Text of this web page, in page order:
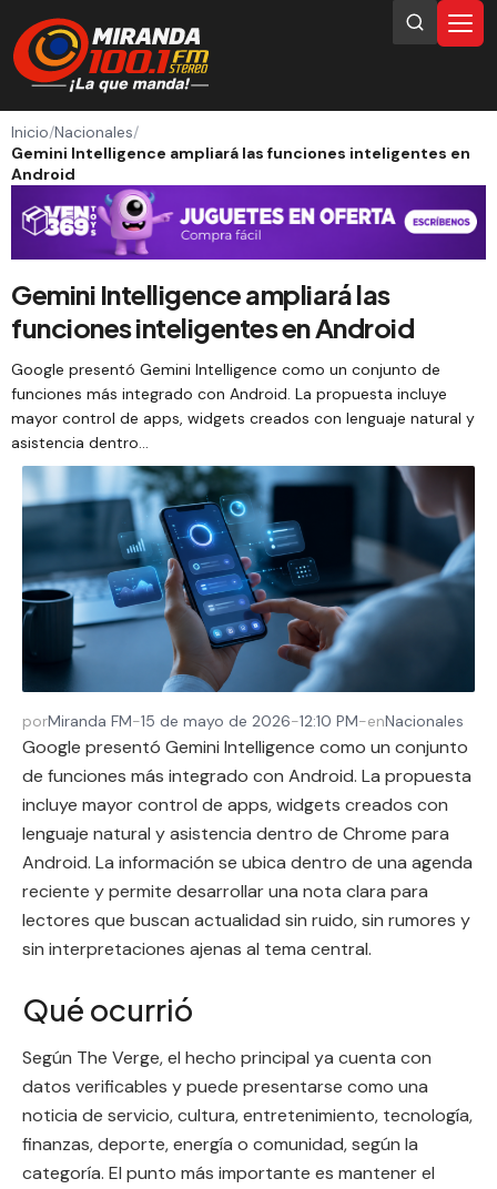
Inicio/Nacionales/
Gemini Intelligence ampliará las funciones inteligentes en
Android
Gemini Intelligence ampliará las
funciones inteligentes en Android
Google presentó Gemini Intelligence como un conjunto de
funciones más integrado con Android. La propuesta incluye
mayor control de apps, widgets creados con lenguaje natural y
asistencia dentro…
porMiranda FM-15 de mayo de 2026-12:10 PM-enNacionales
Google presentó Gemini Intelligence como un conjunto
de funciones más integrado con Android. La propuesta
incluye mayor control de apps, widgets creados con
lenguaje natural y asistencia dentro de Chrome para
Android. La información se ubica dentro de una agenda
reciente y permite desarrollar una nota clara para
lectores que buscan actualidad sin ruido, sin rumores y
sin interpretaciones ajenas al tema central.
Qué ocurrió
Según The Verge, el hecho principal ya cuenta con
datos verificables y puede presentarse como una
noticia de servicio, cultura, entretenimiento, tecnología,
finanzas, deporte, energía o comunidad, según la
categoría. El punto más importante es mantener el